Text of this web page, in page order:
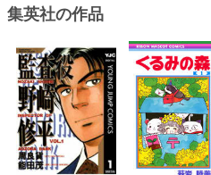
集英社の作品